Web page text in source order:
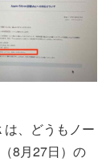
、どうもノー
8月27日）の